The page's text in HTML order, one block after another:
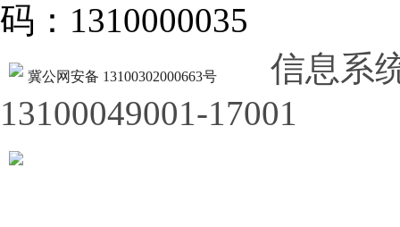
码：1310000035
冀公网安备 13100302000663号
信息系
13100049001-17001